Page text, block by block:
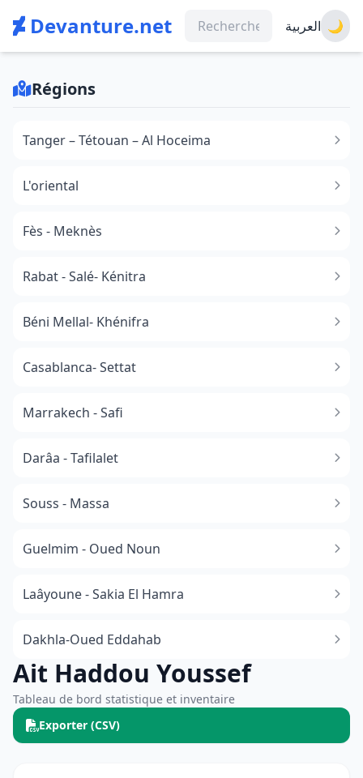
Devanture.net العربية 🌙
Régions
Tanger – Tétouan – Al Hoceima
L'oriental
Fès - Meknès
Rabat - Salé- Kénitra
Béni Mellal- Khénifra
Casablanca- Settat
Marrakech - Safi
Darâa - Tafilalet
Souss - Massa
​Guelmim - Oued Noun
Laâyoune - Sakia El Hamra
Dakhla-Oued Eddahab
Ait Haddou Youssef
Tableau de bord statistique et inventaire
Exporter (CSV)